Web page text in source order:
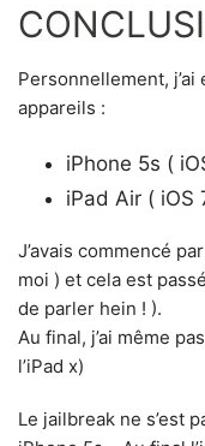
Personnellement,
appareils :
iPhone 5s (
iPad Air ( iOS
J’avais commencé
moi ) et cela est
de parler hein ! ).
Au final, j’ai même
l’iPad x)
Le jailbreak ne s’est